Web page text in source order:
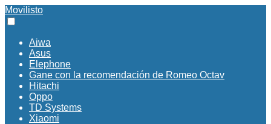
Movilisto
Aiwa
Asus
Elephone
Gane con la recomendación de Romeo Octav
Hitachi
Oppo
TD Systems
Xiaomi